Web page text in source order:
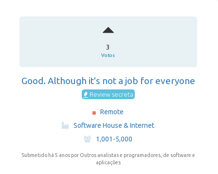
3
Votos
Good. Although it's not a job for everyone
Review secreta
Remote
Software House & Internet
·
1,001-5,000
Submetido há 5 anos por Outros analistas e programadores, de software e
aplicações